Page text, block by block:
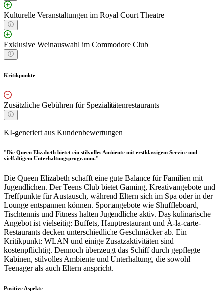
Kulturelle Veranstaltungen im Royal Court Theatre
Exklusive Weinauswahl im Commodore Club
Kritikpunkte
Zusätzliche Gebühren für Spezialitätenrestaurants
KI-generiert aus Kundenbewertungen
"Die Queen Elizabeth bietet ein stilvolles Ambiente mit erstklassigem Service und
vielfältigem Unterhaltungsprogramm."
Die Queen Elizabeth schafft eine gute Balance für Familien mit
Jugendlichen. Der Teens Club bietet Gaming, Kreativangebote und
Treffpunkte für Austausch, während Eltern sich im Spa oder in der
Lounge entspannen können. Sportangebote wie Shuffleboard,
Tischtennis und Fitness halten Jugendliche aktiv. Das kulinarische
Angebot ist vielseitig: Buffets, Hauptrestaurant und À-la-carte-
Restaurants decken unterschiedliche Geschmäcker ab. Ein
Kritikpunkt: WLAN und einige Zusatzaktivitäten sind
kostenpflichtig. Dennoch überzeugt das Schiff durch gepflegte
Kabinen, stilvolles Ambiente und Unterhaltung, die sowohl
Teenager als auch Eltern anspricht.
Positive Aspekte